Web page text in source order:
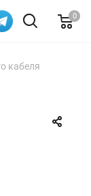
0
кабеля